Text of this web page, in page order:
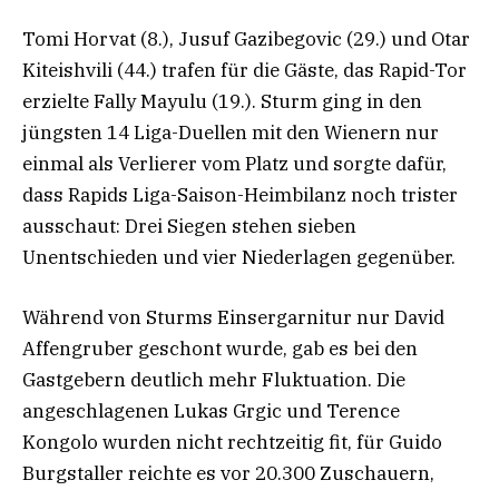
Tomi Horvat (8.), Jusuf Gazibegovic (29.) und Otar
Kiteishvili (44.) trafen für die Gäste, das Rapid-Tor
erzielte Fally Mayulu (19.). Sturm ging in den
jüngsten 14 Liga-Duellen mit den Wienern nur
einmal als Verlierer vom Platz und sorgte dafür,
dass Rapids Liga-Saison-Heimbilanz noch trister
ausschaut: Drei Siegen stehen sieben
Unentschieden und vier Niederlagen gegenüber.
Während von Sturms Einsergarnitur nur David
Affengruber geschont wurde, gab es bei den
Gastgebern deutlich mehr Fluktuation. Die
angeschlagenen Lukas Grgic und Terence
Kongolo wurden nicht rechtzeitig fit, für Guido
Burgstaller reichte es vor 20.300 Zuschauern,